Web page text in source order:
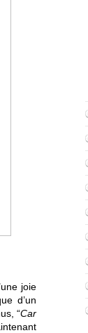
joie
d’un
“Car